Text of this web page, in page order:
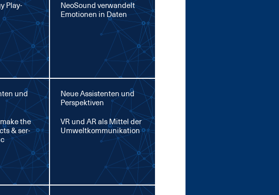
Play­
Neo­Sound ver­wan­delt
Emo­tio­nen in Da­ten
und
the
& ser­
Neue Assistenten und
Perspektiven
VR und AR als Mit­tel der
Um­welt­kom­mu­ni­ka­ti­on